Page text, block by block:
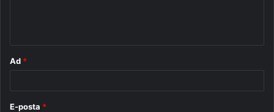
Ad *
E-posta *